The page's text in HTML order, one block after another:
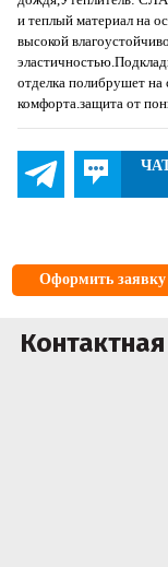
и теплый материал на
высокой
отделка полибрушет на
комфорта.защита от
Оформить заявку